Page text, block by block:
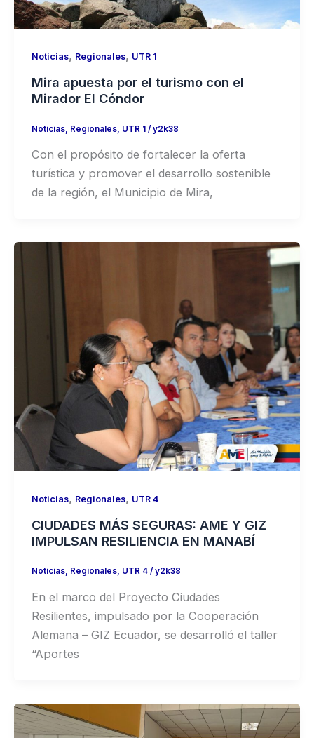
Noticias, Regionales, UTR 1
Mira apuesta por el turismo con el
Mirador El Cóndor
Noticias, Regionales, UTR 1/y2k38
Con el propósito de fortalecer la oferta
turística y promover el desarrollo sostenible
de la región, el Municipio de Mira,
Noticias, Regionales, UTR 4
CIUDADES MÁS SEGURAS: AME Y GIZ
IMPULSAN RESILIENCIA EN MANABÍ
Noticias, Regionales, UTR 4/ y2k38
En el marco del Proyecto Ciudades
Resilientes, impulsado por la Cooperación
Alemana – GIZ Ecuador, se desarrolló el taller
“Aportes